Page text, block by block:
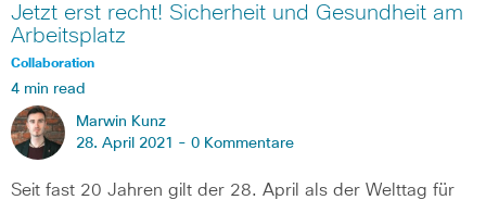
Jetzt erst recht! Sicherheit und Gesundheit am
Arbeitsplatz
Collaboration
4 min read
Marwin Kunz
28. April 2021 - 0 Kommentare
Seit fast 20 Jahren gilt der 28. April als der Welttag für